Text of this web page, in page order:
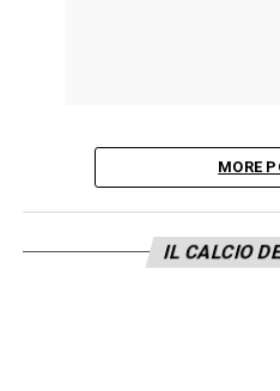
MORE
IL CALCIO